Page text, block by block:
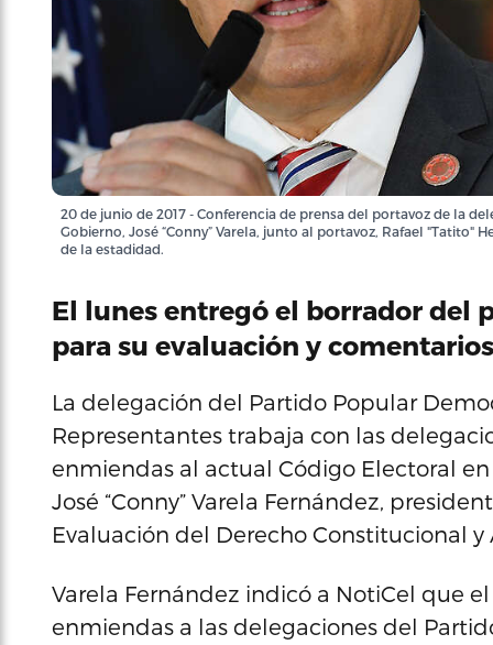
20 de junio de 2017 - Conferencia de prensa del portavoz de la
Gobierno, José “Conny” Varela, junto al portavoz, Rafael
de la estadidad.
El lunes entregó el borrador del
para su evaluación y
La delegación del Partido Popular
Representantes trabaja con las
enmiendas al actual Código Electoral
José “Conny” Varela Fernández,
Evaluación del Derecho Constitucional y
Varela Fernández indicó a NotiCel que
enmiendas a las delegaciones del